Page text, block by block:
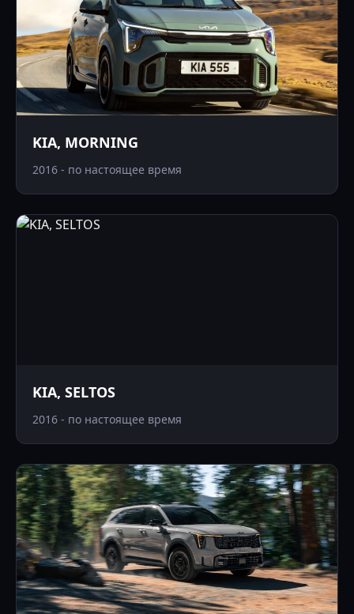
KIA, MORNING
2016 - по настоящее время
KIA, SELTOS
2016 - по настоящее время